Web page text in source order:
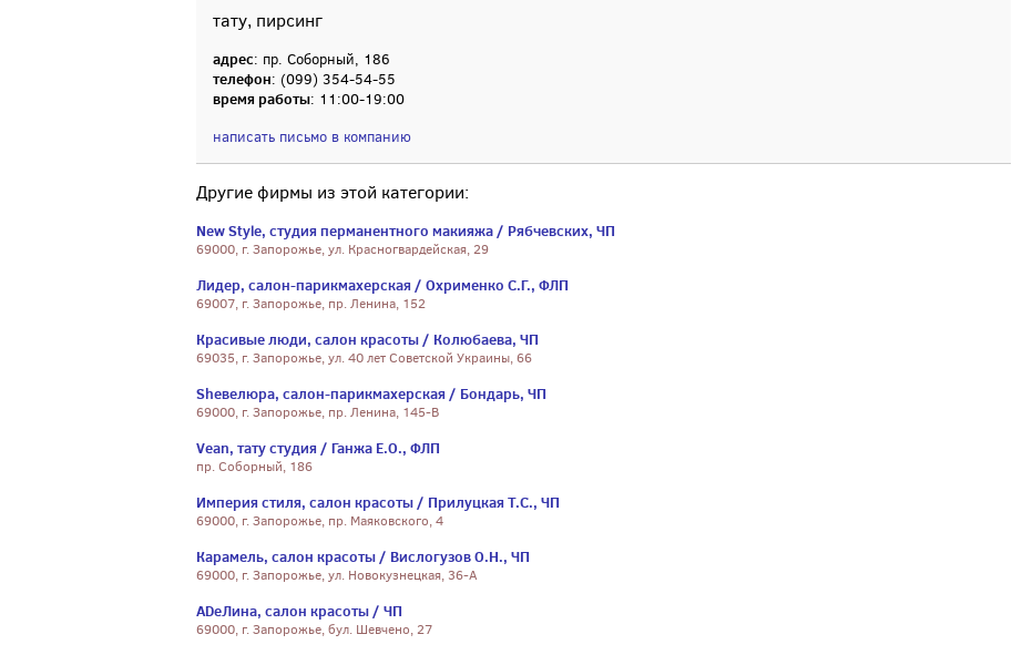
тату, пирсинг
адрес: пр. Соборный, 186
телефон: (099) 354-54-55
время работы: 11:00-19:00
написать письмо в компанию
Другие фирмы из этой категории:
New Style, студия перманентного макияжа / Рябчевских, ЧП
69000, г. Запорожье, ул. Красногвардейская, 29
Лидер, салон-парикмахерская / Охрименко С.Г., ФЛП
69007, г. Запорожье, пр. Ленина, 152
Красивые люди, салон красоты / Колюбаева, ЧП
69035, г. Запорожье, ул. 40 лет Советской Украины, 66
Sheвелюра, салон-парикмахерская / Бондарь, ЧП
69000, г. Запорожье, пр. Ленина, 145-В
Vean, тату студия / Ганжа Е.О., ФЛП
пр. Соборный, 186
Империя стиля, салон красоты / Прилуцкая Т.С., ЧП
69000, г. Запорожье, пр. Маяковского, 4
Карамель, салон красоты / Вислогузов О.Н., ЧП
69000, г. Запорожье, ул. Новокузнецкая, 36-А
ADeЛина, салон красоты / ЧП
69000, г. Запорожье, бул. Шевчено, 27